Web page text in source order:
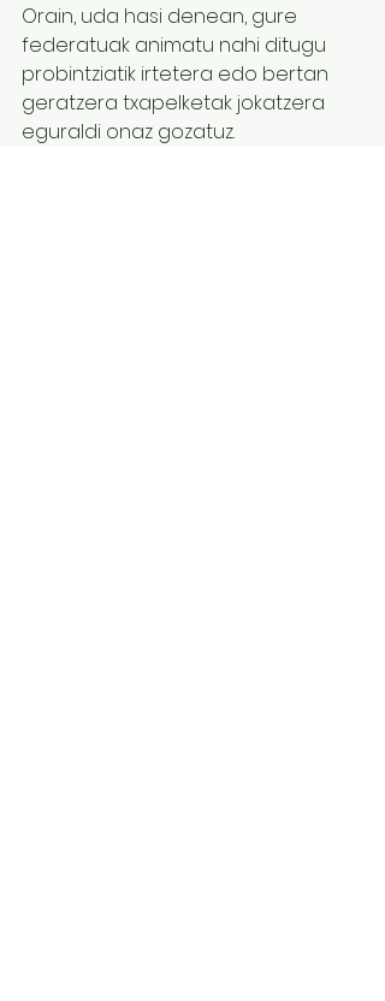
Orain, uda hasi denean, gure
federatuak animatu nahi ditugu
probintziatik irtetera edo bertan
geratzera txapelketak jokatzera
eguraldi onaz gozatuz.